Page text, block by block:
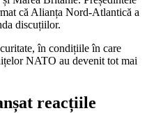
că Alianța Nord-Atlantică a
discuțiilor.
în condițiile în care
NATO au devenit tot mai
reacțiile